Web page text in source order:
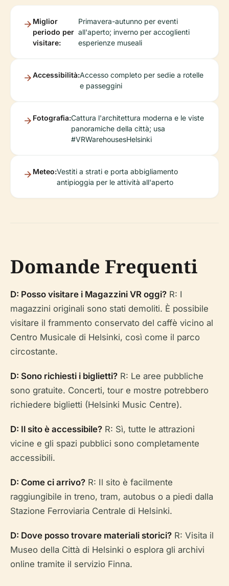
Miglior
periodo per
visitare:
Primavera-autunno per eventi
all'aperto; inverno per accoglienti
esperienze museali
Accessibilità:Accesso completo per sedie a rotelle
e passeggini
Fotografia:Cattura l'architettura moderna e le viste
panoramiche della città; usa
#VRWarehousesHelsinki
Meteo:Vestiti a strati e porta abbigliamento
antipioggia per le attività all'aperto
Domande Frequenti
D: Posso visitare i Magazzini VR oggi? R: I
magazzini originali sono stati demoliti. È possibile
visitare il frammento conservato del caffè vicino al
Centro Musicale di Helsinki, così come il parco
circostante.
D: Sono richiesti i biglietti? R: Le aree pubbliche
sono gratuite. Concerti, tour e mostre potrebbero
richiedere biglietti (Helsinki Music Centre).
D: Il sito è accessibile? R: Sì, tutte le attrazioni
vicine e gli spazi pubblici sono completamente
accessibili.
D: Come ci arrivo? R: Il sito è facilmente
raggiungibile in treno, tram, autobus o a piedi dalla
Stazione Ferroviaria Centrale di Helsinki.
D: Dove posso trovare materiali storici? R: Visita il
Museo della Città di Helsinki o esplora gli archivi
online tramite il servizio Finna.